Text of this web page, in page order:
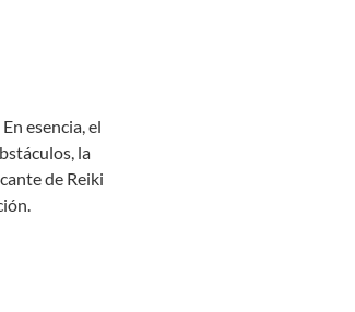
esencia, el
la
de Reiki